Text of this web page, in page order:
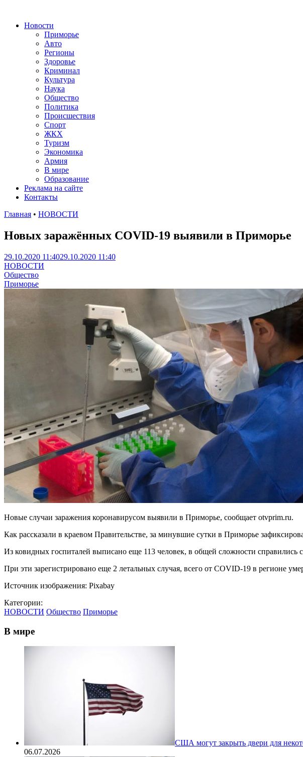
Новости
Приморье
Авто
Регионы
Здоровье
Криминал
Культура
Наука
Общество
Политика
Происшествия
Спорт
ЖКХ
Туризм
Экономика
Армия
В мире
Образование
Реклама на сайте
Контакты
Главная • НОВОСТИ
Новых заражённых COVID-19 выявили в Приморье
29.10.2020 11:4029.10.2020 11:40
НОВОСТИ
Общество
Приморье
Новые случаи заражения коронавирусом выявили в Приморье, сообщает otvprim.ru.
Как рассказали в краевом Правительстве, за минувшие сутки в Приморье
Из ковидных госпиталей выписано еще 113 человек, в общей сложности справились
При эти зарегистрировано еще 2 летальных случая, всего от COVID-19 в регионе
Источник изображения: Pixabay
Категории:
НОВОСТИ Общество Приморье
В мире
США могут закрыть двери для
06.07.2026